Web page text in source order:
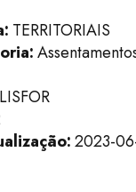
TERRITORIAIS
2023-